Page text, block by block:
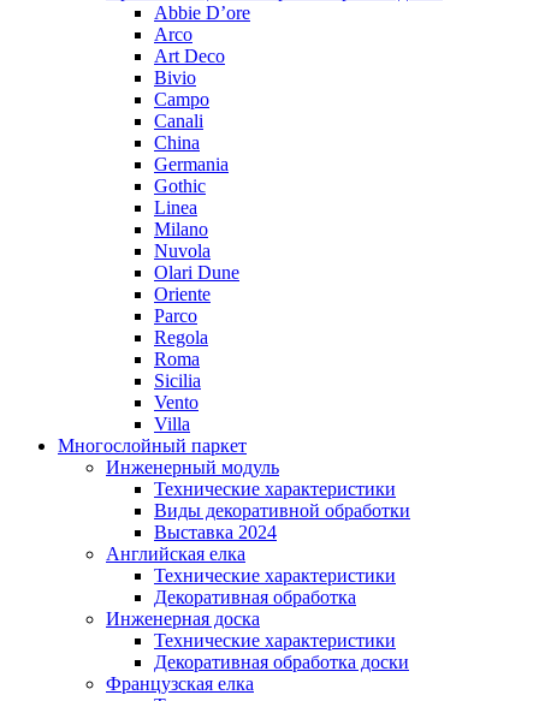
Abbie D’ore
Arco
Art Deco
Bivio
Campo
Canali
China
Germania
Gothic
Linea
Milano
Nuvola
Olari Dune
Oriente
Parco
Regola
Roma
Sicilia
Vento
Villa
Многослойный паркет
Инженерный модуль
Технические характеристики
Виды декоративной обработки
Выставка 2024
Английская елка
Технические характеристики
Декоративная обработка
Инженерная доска
Технические характеристики
Декоративная обработка доски
Французская елка